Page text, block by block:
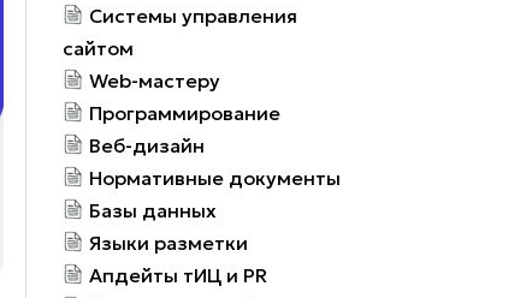
Системы управления
сайтом
Web-мастеру
Программирование
Веб-дизайн
Нормативные документы
Базы данных
Языки разметки
Апдейты тИЦ и PR